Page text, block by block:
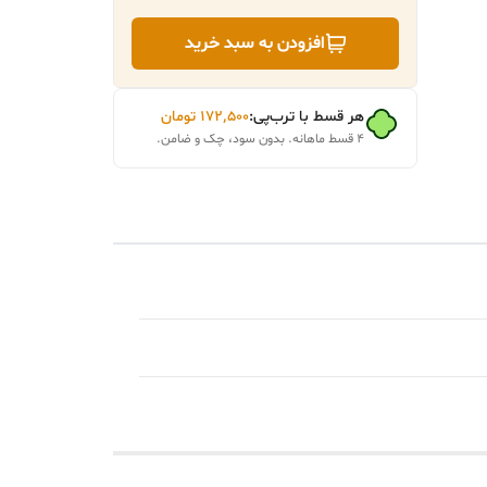
افزودن به سبد خرید
هر قسط با ترب‌پی:۱۷۲٬۵۰۰ تومان
۴ قسط ماهانه. بدون سود، چک و ضامن.